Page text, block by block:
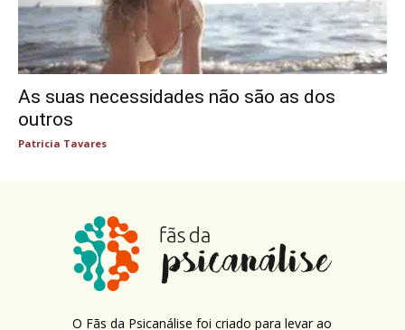
As suas necessidades não são as dos
outros
Patricia Tavares
O Fãs da Psicanálise foi criado para levar ao